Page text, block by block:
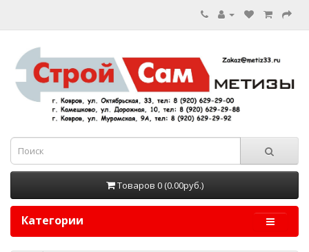
Товаров 0 (0.00руб.)
Категории